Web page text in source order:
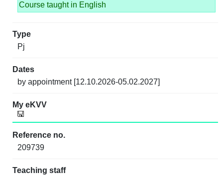
Course taught in English
Pj
by appointment [12.10.2026-05.02.2027]
209739